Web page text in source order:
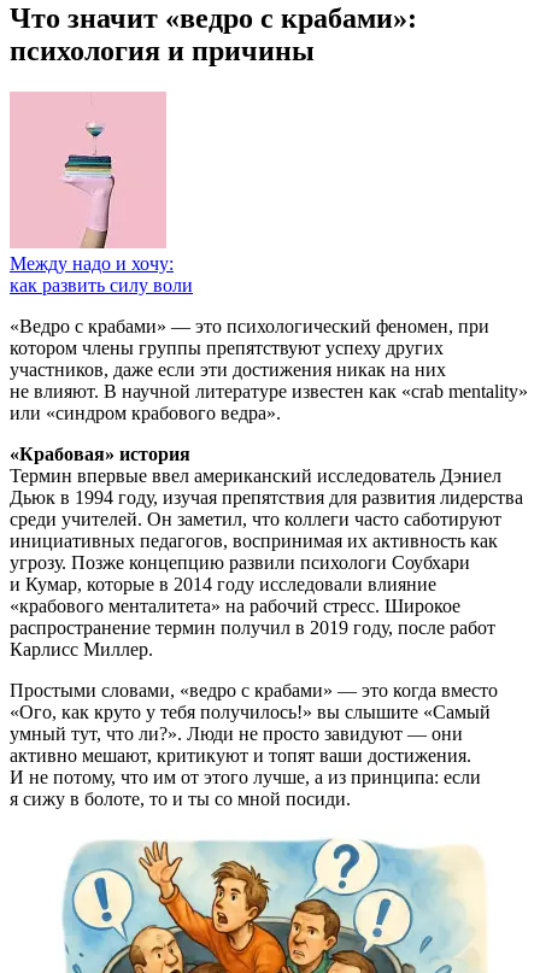
Что значит «ведро с крабами»:
психология и причины
Между надо и хочу:
как развить силу воли
«Ведро с крабами» — это психологический феномен, при
котором члены группы препятствуют успеху других
участников, даже если эти достижения никак на них
не влияют. В научной литературе известен как «crab mentality»
или «синдром крабового ведра».
«Крабовая» история
Термин впервые ввел американский исследователь Дэниел
Дьюк в 1994 году, изучая препятствия для развития лидерства
среди учителей. Он заметил, что коллеги часто саботируют
инициативных педагогов, воспринимая их активность как
угрозу. Позже концепцию развили психологи Соубхари
и Кумар, которые в 2014 году исследовали влияние
«крабового менталитета» на рабочий стресс. Широкое
распространение термин получил в 2019 году, после работ
Карлисс Миллер.
Простыми словами, «ведро с крабами» — это когда вместо
«Ого, как круто у тебя получилось!» вы слышите «Самый
умный тут, что ли?». Люди не просто завидуют — они
активно мешают, критикуют и топят ваши достижения.
И не потому, что им от этого лучше, а из принципа: если
я сижу в болоте, то и ты со мной посиди.